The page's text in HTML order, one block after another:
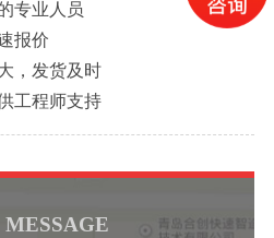
专业人员
报价
，发货及时
工程师支持